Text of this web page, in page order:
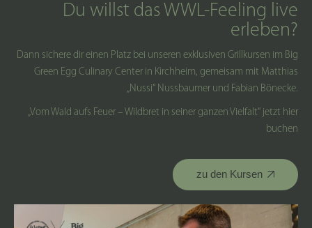
Du willst das WWL-Feeling live
erleben?
Dann sichere dir einen Platz bei unseren exklusiven Grillkursen im Big
Green Egg Culinary Center in Kirchheim, gemeisam mit Matthias
„Nussi“ Nussbaumer und Fabian Bönecke.
„Vom Wald aufs Feuer – Wildbret in seiner ganzen Vielfalt“ jetzt hier
buchen
zu den Kursen